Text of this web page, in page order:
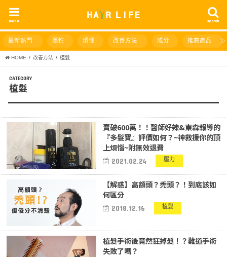
search
menu
最新熱門 屬性 煩惱 改善方法 成分 推薦產品
HOME 改善方法 植髮
植髮
賣破600萬！！醫師好辣&東森報導的
『多髮寶』評價如何？~神救援你的頂
上煩惱~附無效退費
2021.02.24 壓力
【解惑】高額頭？禿頭？！到底該如
何區分
2018.12.16 植髮
植髮手術後竟然狂掉髮！？難道手術
失敗了嗎？